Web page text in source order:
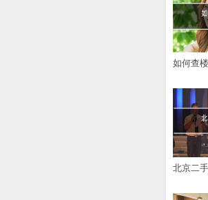
如何查
北京二